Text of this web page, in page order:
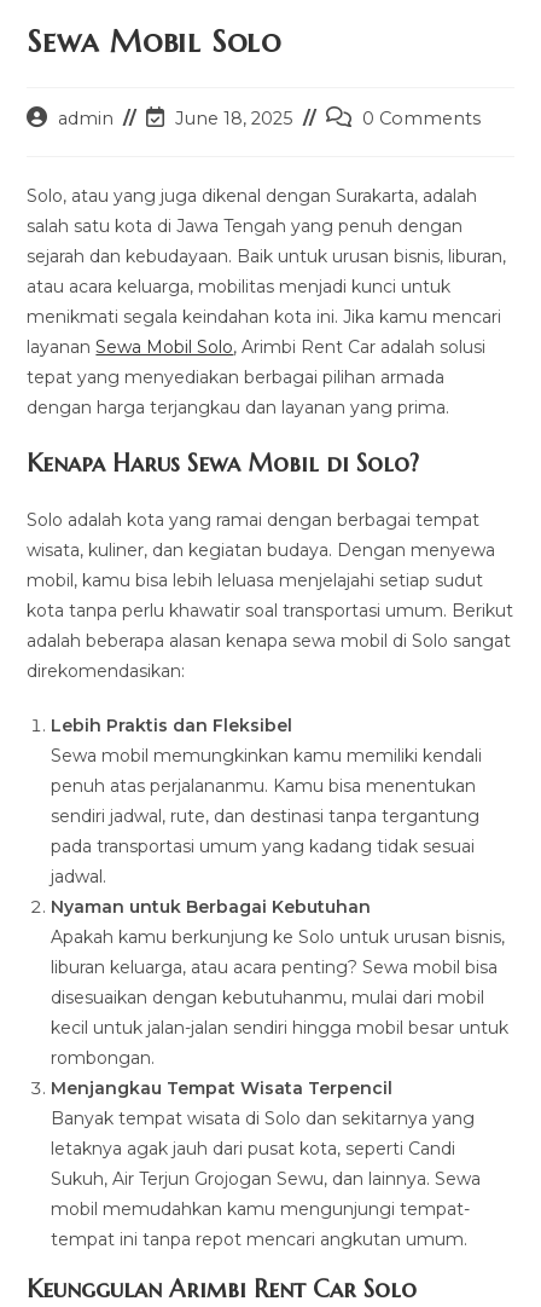
Sewa Mobil Solo
Postadmin
PostJune 18, 2025
Post0 Comments
Solo, atau yang juga dikenal dengan Surakarta, adalah
salah satu kota di Jawa Tengah yang penuh dengan
sejarah dan kebudayaan. Baik untuk urusan bisnis, liburan,
atau acara keluarga, mobilitas menjadi kunci untuk
menikmati segala keindahan kota ini. Jika kamu mencari
layananSewa Mobil Solo, Arimbi Rent Car adalah solusi
tepat yang menyediakan berbagai pilihan armada
dengan harga terjangkau dan layanan yang prima.
Kenapa Harus Sewa Mobil di Solo?
Solo adalah kota yang ramai dengan berbagai tempat
wisata, kuliner, dan kegiatan budaya. Dengan menyewa
mobil, kamu bisa lebih leluasa menjelajahi setiap sudut
kota tanpa perlu khawatir soal transportasi umum. Berikut
adalah beberapa alasan kenapa sewa mobil di Solo sangat
direkomendasikan:
Lebih Praktis dan Fleksibel
Sewa mobil memungkinkan kamu memiliki kendali
penuh atas perjalananmu. Kamu bisa menentukan
sendiri jadwal, rute, dan destinasi tanpa tergantung
pada transportasi umum yang kadang tidak sesuai
jadwal.
Nyaman untuk Berbagai Kebutuhan
Apakah kamu berkunjung ke Solo untuk urusan bisnis,
liburan keluarga, atau acara penting? Sewa mobil bisa
disesuaikan dengan kebutuhanmu, mulai dari mobil
kecil untuk jalan-jalan sendiri hingga mobil besar untuk
rombongan.
Menjangkau Tempat Wisata Terpencil
Banyak tempat wisata di Solo dan sekitarnya yang
letaknya agak jauh dari pusat kota, seperti Candi
Sukuh, Air Terjun Grojogan Sewu, dan lainnya. Sewa
mobil memudahkan kamu mengunjungi tempat-
tempat ini tanpa repot mencari angkutan umum.
Keunggulan Arimbi Rent Car Solo